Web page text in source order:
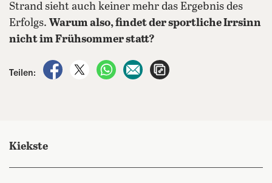
Strand sieht auch keiner mehr das Ergebnis des
Erfolgs. Warum also, findet der sportliche Irrsinn
nicht im Frühsommer statt?
Teilen:
auf Facebook teilen
auf X teilenper WhatsApp teilen
per E-Mail teilen
Kiekste